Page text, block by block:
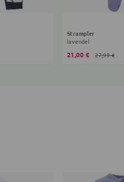
Strampler
lavendel
21,00 € 27,99 €